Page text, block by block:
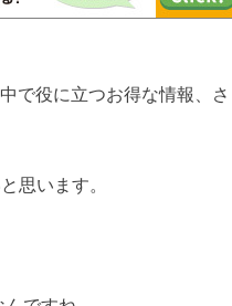
で役に立つお得な情報、さ
思います。